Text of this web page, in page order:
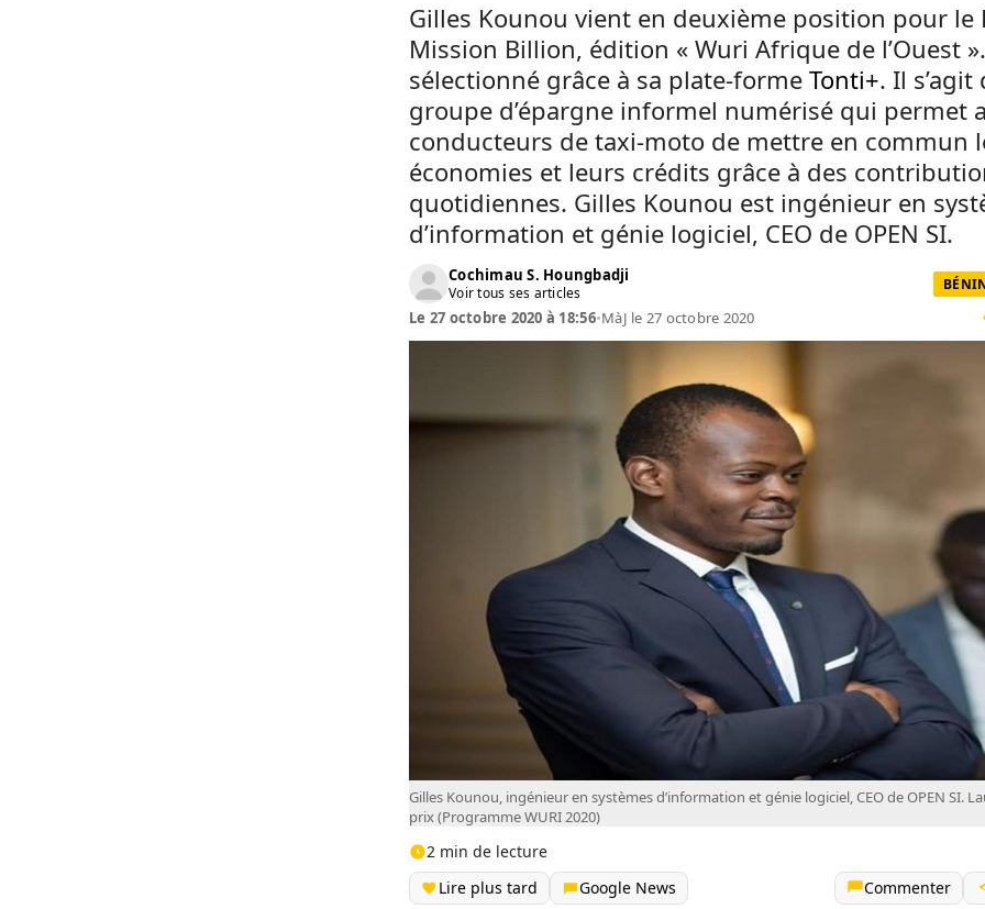
Gilles Kounou vient en deuxième position pour le
Mission Billion, édition « Wuri Afrique de l’Ouest
sélectionné grâce à sa plate-forme Tonti+. Il s’agit
groupe d’épargne informel numérisé qui permet
conducteurs de taxi-moto de mettre en commun
économies et leurs crédits grâce à des
quotidiennes. Gilles Kounou est ingénieur en
d’information et génie logiciel, CEO de OPEN SI.
Cochimau S. Houngbadji
Voir tous ses articles
Le 27 octobre 2020 à 18:56•MàJ le 27 octobre 2020
Gilles Kounou, ingénieur en systèmes d’information et génie logiciel, CEO de OPEN SI.
prix (Programme WURI 2020)
2 min de lecture
Lire plus tard
Google News Commenter